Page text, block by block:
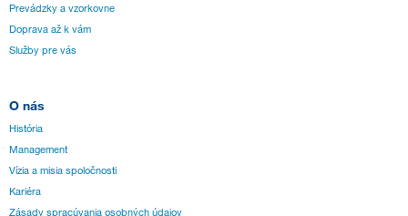
Prevádzky a vzorkovne
Doprava až k vám
Služby pre vás
O nás
História
Management
Vízia a misia spoločnosti
Kariéra
Zásady spracúvania osobných údajov